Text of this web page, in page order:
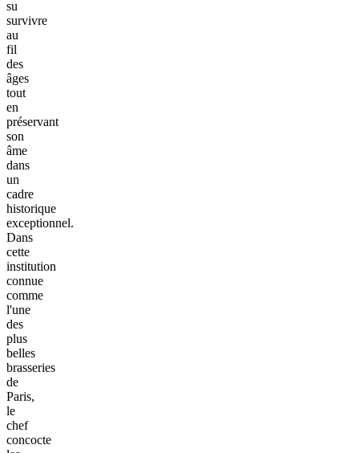
su
survivre
au
fil
des
âges
tout
en
préservant
son
âme
dans
un
cadre
historique
exceptionnel.
Dans
cette
institution
connue
comme
l'une
des
plus
belles
brasseries
de
Paris,
le
chef
concocte